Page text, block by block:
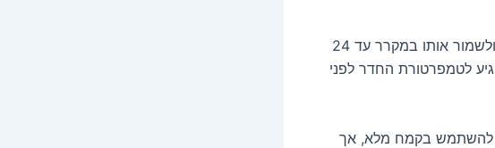
כן, אפשר להכין את הבצק ולשמור אותו במקרר עד 24
לטמפרטורת החדר לפני
להשתמש בקמח מלא, אך